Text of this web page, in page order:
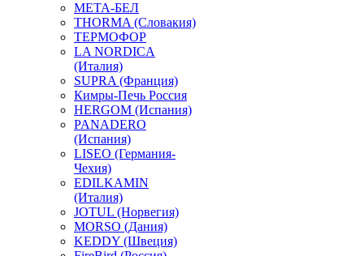
МЕТА-БЕЛ
THORMA (Словакия)
ТЕРМОФОР
LA NORDICA
(Италия)
SUPRA (Франция)
Кимры-Печь Россия
HERGOM (Испания)
PANADERO
(Испания)
LISEO (Германия-
Чехия)
EDILKAMIN
(Италия)
JOTUL (Норвегия)
MORSO (Дания)
KEDDY (Швеция)